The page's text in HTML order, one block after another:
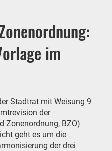
im
Stadtrat mit Weisung 9
der
Zonenordnung, BZO)
geht es um die
der drei